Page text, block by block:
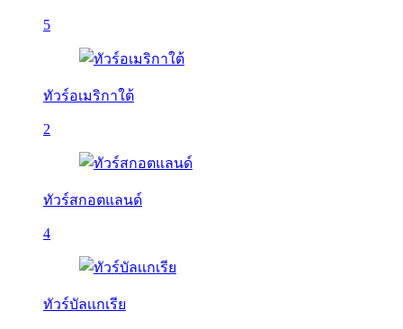
5
ทัวร์อเมริกาใต้
2
ทัวร์สกอตแลนด์
4
ทัวร์บัลเเกเรีย